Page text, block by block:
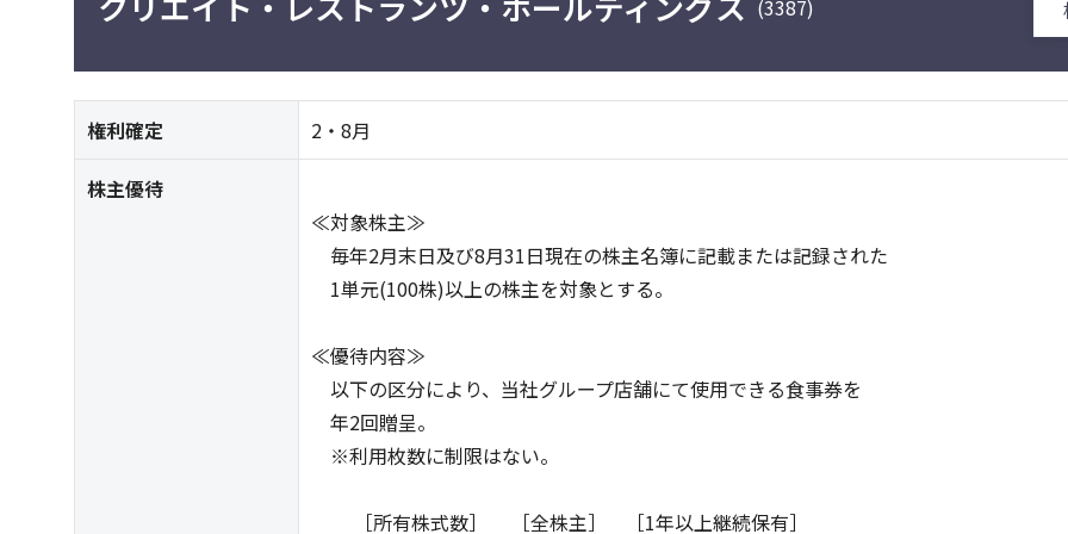
(3387)
権利確定 2・8月
株主優待
≪対象株主≫
毎年2月末日及び8月31日現在の株主名簿に記載または記録された
1単元(100株)以上の株主を対象とする。
≪優待内容≫
以下の区分により、当社グループ店舗にて使用できる食事券を
年2回贈呈。
※利用枚数に制限はない。
［所有株式数］ ［全株主］ ［1年以上継続保有］